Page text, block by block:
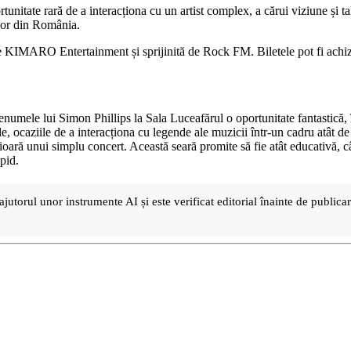
rară de a interacționa cu un artist complex, a cărui viziune și
din România.
KIMARO Entertainment și sprijinită de Rock FM. Biletele pot fi
lui Simon Phillips la Sala Luceafărul o oportunitate
ocaziile de a interacționa cu legende ale muzicii într-un cadru atât
unui simplu concert. Această seară promite să fie atât
unor instrumente AI și este verificat editorial înainte de